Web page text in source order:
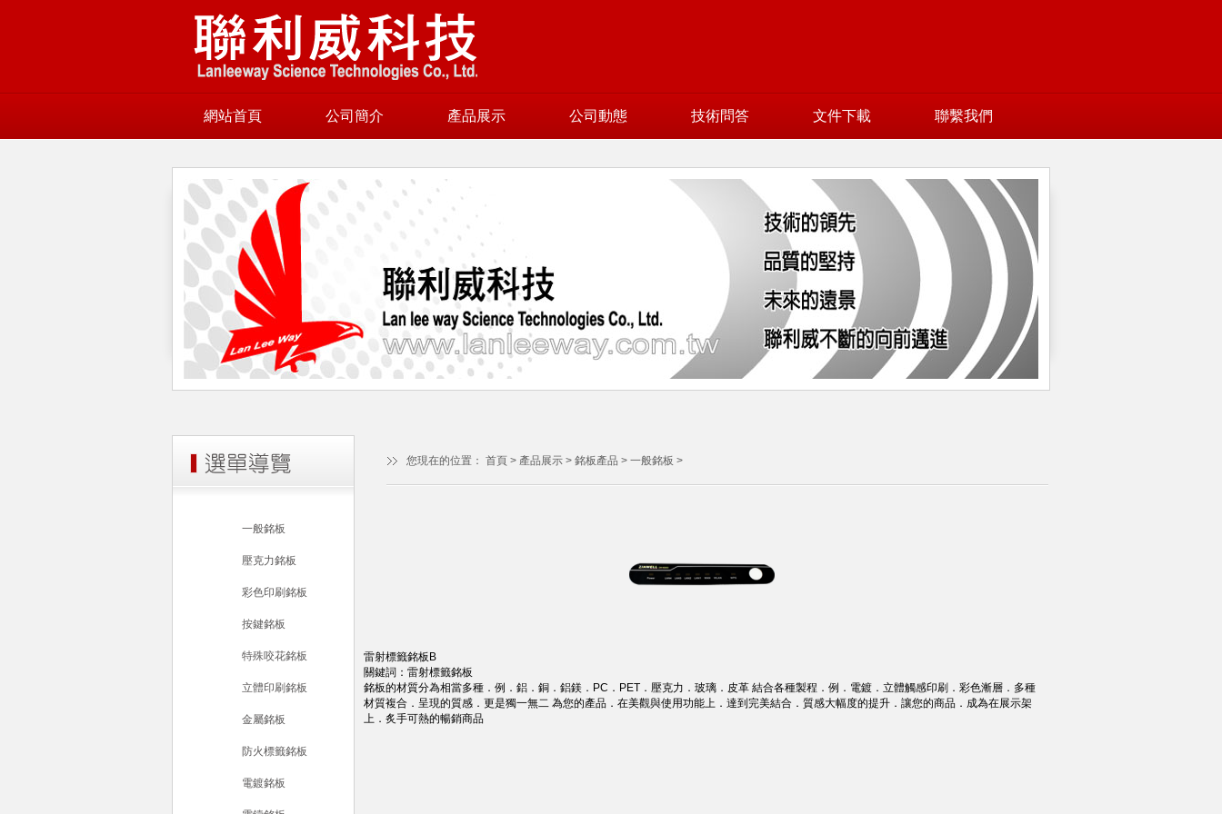
網站首頁 公司簡介 產品展示 公司動態 技術問答 文件下載 聯繫我們
一般銘板
壓克力銘板
彩色印刷銘板
按鍵銘板
特殊咬花銘板
立體印刷銘板
金屬銘板
防火標籤銘板
電鍍銘板
您現在的位置： 首頁 > 產品展示 > 銘板產品 > 一般銘板 >
雷射標籤銘板B
關鍵詞：雷射標籤銘板
銘板的材質分為相當多種．例．鋁．銅．鋁鎂．PC．PET．壓克力．玻璃．皮革 結合各種製程．例．電鍍．立體觸感印刷．彩色漸層．多種
材質複合．呈現的質感．更是獨一無二 為您的產品．在美觀與使用功能上．達到完美結合．質感大幅度的提升．讓您的商品．成為在展示架
上．炙手可熱的暢銷商品